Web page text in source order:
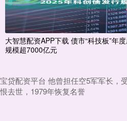
大智慧配资APP下载 债市“科技板”年
规模超7000亿元
宝贷配资平台 他曾担任空5军军长，
恨去世，1979年恢复名誉